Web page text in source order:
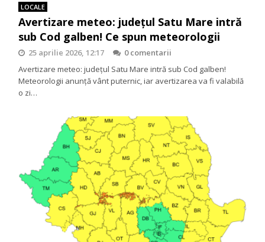
LOCALE
Avertizare meteo: județul Satu Mare intră
sub Cod galben! Ce spun meteorologii
25 aprilie 2026, 12:17
0 comentarii
Avertizare meteo: județul Satu Mare intră sub Cod galben!
Meteorologii anunță vânt puternic, iar avertizarea va fi valabilă
o zi…